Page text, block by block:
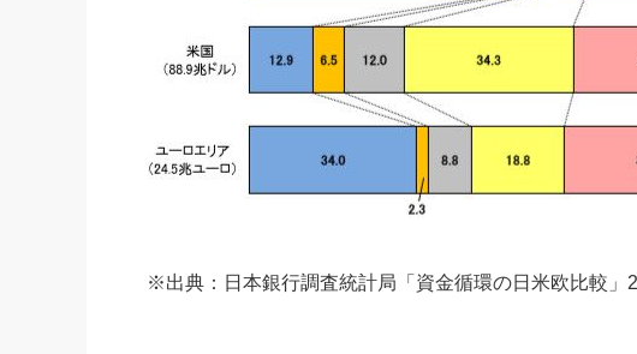
※出典：日本銀行調査統計局「資金循環の日米欧比較」